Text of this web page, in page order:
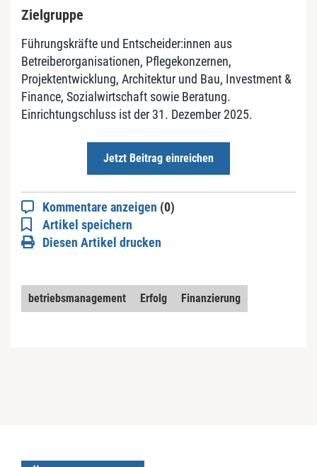
Zielgruppe
Führungskräfte und Entscheider:innen aus
Betreiberorganisationen, Pflegekonzernen,
Projektentwicklung, Architektur und Bau, Investment &
Finance, Sozialwirtschaft sowie Beratung.
Einrichtungschluss ist der 31. Dezember 2025.
Jetzt Beitrag einreichen
Kommentare anzeigen (0)
Artikel speichern
Diesen Artikel drucken
betriebsmanagement Erfolg Finanzierung